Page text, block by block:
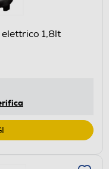
elettrico 1,8lt